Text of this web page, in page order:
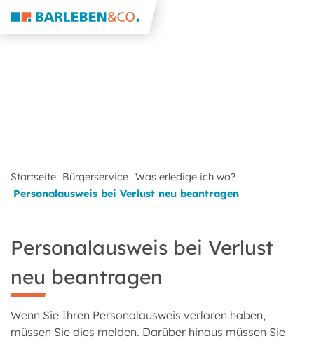
Startseite Bürgerservice Was erledige ich wo?
Personalausweis bei Verlust neu beantragen
Personalausweis bei Verlust
neu beantragen
Wenn Sie Ihren Personalausweis verloren haben,
müssen Sie dies melden. Darüber hinaus müssen Sie